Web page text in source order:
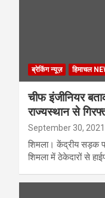
ब्रेकिंग न्यूज़ हिमाचल
चीफ इंजीनियर
राज्यस्थान से
September 30, 2021
शिमला। केंद्रीय सड़क
शिमला में ठेकेदारों से